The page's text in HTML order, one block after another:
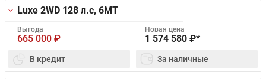
Luxe 2WD 128 л.с, 6MT
Выгода
665 000 ₽
Новая цена
1 574 580 ₽*
В кредит За наличные